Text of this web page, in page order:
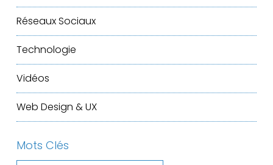
Réseaux Sociaux
Technologie
Vidéos
Web Design & UX
Mots Clés